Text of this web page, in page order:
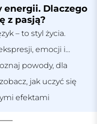
energii. Dlaczego
z pasją?
– to styl życia.
emocji i…
powody, dla
jak uczyć się
efektami